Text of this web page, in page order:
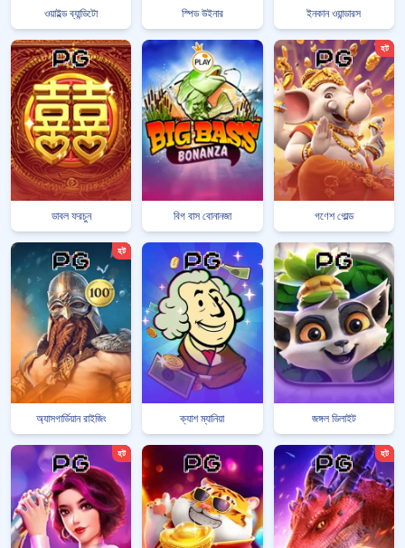
ওয়াইল্ড ব্যান্ডিটো স্পিড উইনার ইনকান ওয়ান্ডারস
ডাবল ফরচুন বিগ বাস বোনানজা
হট
গণেশ গোল্ড
হট
অ্যাসগার্ডিয়ান রাইজিং ক্যাশ ম্যানিয়া জঙ্গল ডিলাইট
হট হট